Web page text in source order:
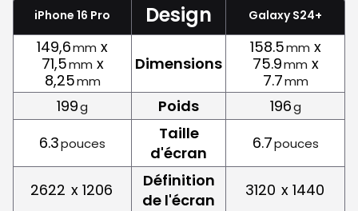
iPhone 16 Pro Design Galaxy S24+
149,6mm x
71,5mm x
8,25mm
Dimensions
158.5mm x
75.9mm x
7.7mm
199g Poids 196g
6.3pouces
Taille
d'écran
6.7pouces
2622 x 1206
Définition
de l'écran
3120 x 1440